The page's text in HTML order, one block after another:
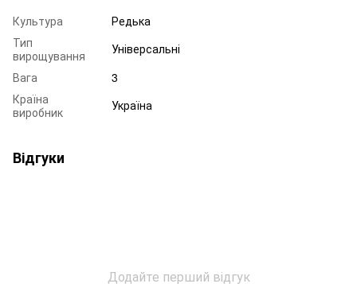
Культура
Редька
Тип
вирощування
Універсальні
Вага
3
Країна
виробник
Україна
Відгуки
Додайте перший відгук